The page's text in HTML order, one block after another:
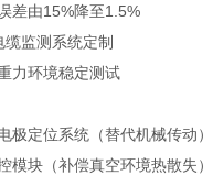
差由15%降至1.5%
监测系统定制
力环境稳定测试
极定位系统（替代机械传动）
模块（补偿真空环境热散失）